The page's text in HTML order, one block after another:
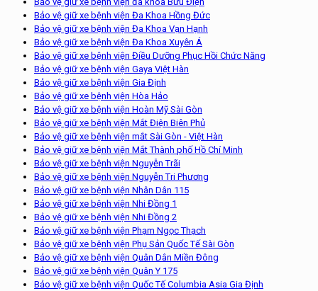
Bảo vệ giữ xe bệnh viện Đa Khoa Hồng Đức
Bảo vệ giữ xe bệnh viện Đa Khoa Vạn Hạnh
Bảo vệ giữ xe bệnh viện Đa Khoa Xuyên Á
Bảo vệ giữ xe bệnh viện Điều Dưỡng Phục Hồi Chức Năng
Bảo vệ giữ xe bệnh viện Gaya Việt Hàn
Bảo vệ giữ xe bệnh viện Gia Định
Bảo vệ giữ xe bệnh viện Hòa Hảo
Bảo vệ giữ xe bệnh viện Hoàn Mỹ Sài Gòn
Bảo vệ giữ xe bệnh viện Mắt Điện Biên Phủ
Bảo vệ giữ xe bệnh viện mắt Sài Gòn - Việt Hàn
Bảo vệ giữ xe bệnh viện Mắt Thành phố Hồ Chí Minh
Bảo vệ giữ xe bệnh viện Nguyễn Trãi
Bảo vệ giữ xe bệnh viện Nguyễn Tri Phương
Bảo vệ giữ xe bệnh viện Nhân Dân 115
Bảo vệ giữ xe bệnh viện Nhi Đồng 1
Bảo vệ giữ xe bệnh viện Nhi Đồng 2
Bảo vệ giữ xe bệnh viện Phạm Ngọc Thạch
Bảo vệ giữ xe bệnh viện Phụ Sản Quốc Tế Sài Gòn
Bảo vệ giữ xe bệnh viện Quân Dân Miền Đông
Bảo vệ giữ xe bệnh viện Quân Y 175
Bảo vệ giữ xe bệnh viện Quốc Tế Columbia Asia Gia Định